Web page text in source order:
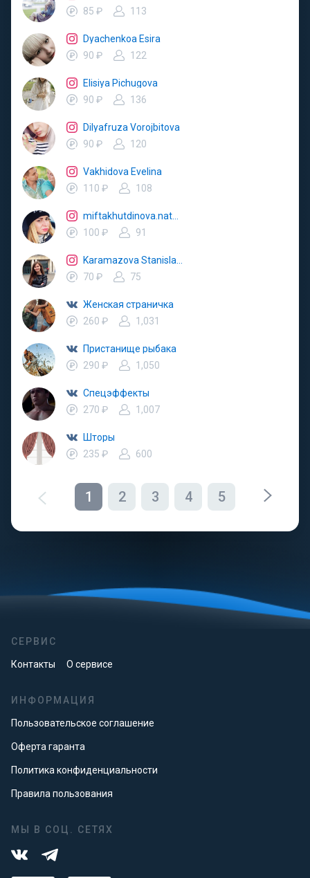
85 ₽
113
Dyachenkoa Esira
90 ₽
122
Elisiya Pichugova
90 ₽
136
Dilyafruza Vorojbitova
90 ₽
120
Vakhidova Evelina
110 ₽
108
100 ₽
91
70 ₽
75
Женская страничка
260 ₽
1,031
Пристанище рыбака
290 ₽
1,050
Спецэффекты
270 ₽
1,007
Шторы
235 ₽
600
1 2 3 4 5
СЕРВИС
Контакты О сервисе
ИНФОРМАЦИЯ
Пользовательское соглашение
Оферта гаранта
Политика конфиденциальности
Правила пользования
МЫ В СОЦ. СЕТЯХ